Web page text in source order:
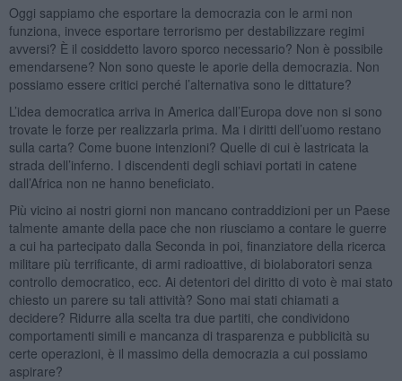
Oggi sappiamo che esportare la democrazia con le armi non
funziona, invece esportare terrorismo per destabilizzare regimi
avversi? È il cosiddetto lavoro sporco necessario? Non è possibile
emendarsene? Non sono queste le aporie della democrazia. Non
possiamo essere critici perché l’alternativa sono le dittature?
L’idea democratica arriva in America dall’Europa dove non si sono
trovate le forze per realizzarla prima. Ma i diritti dell’uomo restano
sulla carta? Come buone intenzioni? Quelle di cui è lastricata la
strada dell’inferno. I discendenti degli schiavi portati in catene
dall’Africa non ne hanno beneficiato.
Più vicino ai nostri giorni non mancano contraddizioni per un Paese
talmente amante della pace che non riusciamo a contare le guerre
a cui ha partecipato dalla Seconda in poi, finanziatore della ricerca
militare più terrificante, di armi radioattive, di biolaboratori senza
controllo democratico, ecc. Ai detentori del diritto di voto è mai stato
chiesto un parere su tali attività? Sono mai stati chiamati a
decidere? Ridurre alla scelta tra due partiti, che condividono
comportamenti simili e mancanza di trasparenza e pubblicità su
certe operazioni, è il massimo della democrazia a cui possiamo
aspirare?